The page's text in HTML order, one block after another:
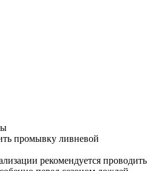
промывку ливневой
рекомендуется проводить